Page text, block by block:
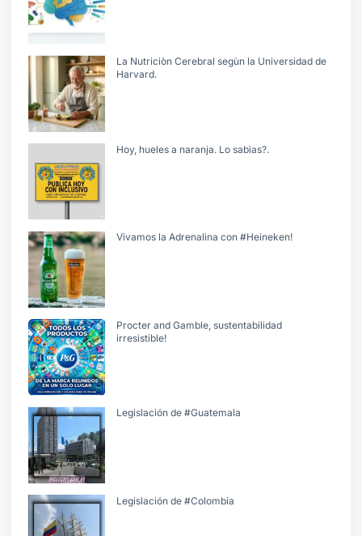
La Nutriciòn Cerebral segùn la Universidad de
Harvard.
Hoy, hueles a naranja. Lo sabìas?.
Vivamos la Adrenalina con #Heineken!
Procter and Gamble, sustentabilidad
irresistible!
Legislación de #Guatemala
Legislación de #Colombia